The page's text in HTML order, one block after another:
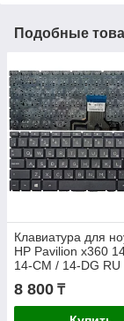
Подобные
Клавиатура для
HP Pavilion x360
14-CM / 14-DG RU
8 800 ₸